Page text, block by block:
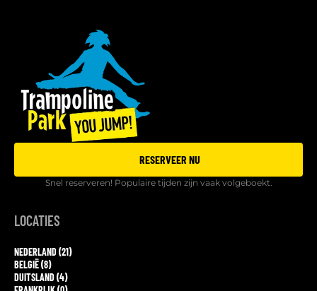
RESERVEER NU
Snel reserveren! Populaire tijden zijn vaak volgeboekt.
LOCATIES
NEDERLAND (21)
BELGIË (8)
DUITSLAND (4)